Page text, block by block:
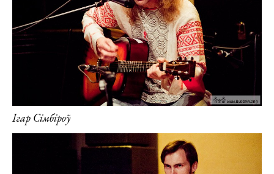
Ігар Сімбіроў